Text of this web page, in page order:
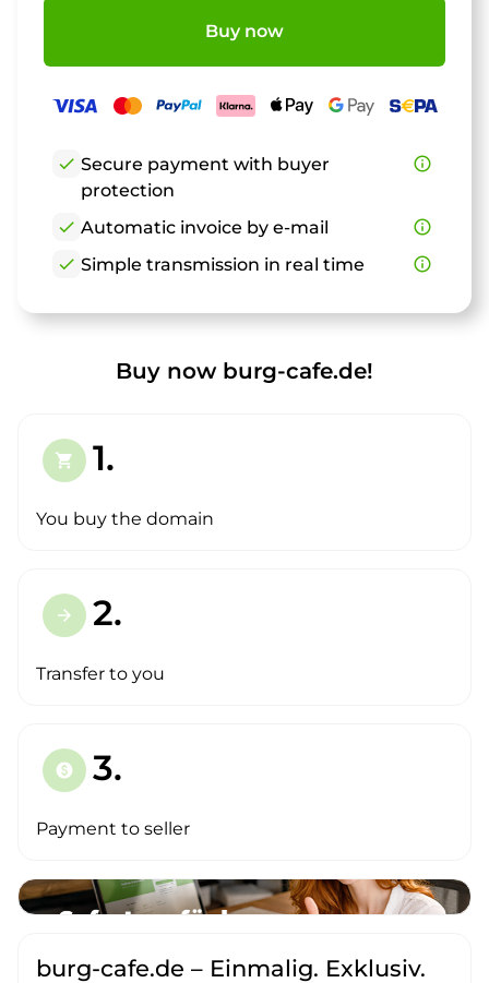
Buy now
check Secure payment with buyer
protection
info_outline
check Automatic invoice by e-mail
info_outline
check Simple transmission in real time info_outline
Buy now burg-cafe.de!
shopping_cart 1.
You buy the domain
arrow_forward 2.
Transfer to you
paid 3.
Payment to seller
burg-cafe.de – Einmalig. Exklusiv.